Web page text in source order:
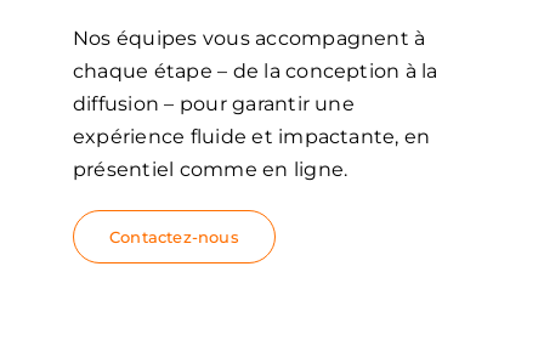
Nos équipes vous accompagnent à
chaque étape – de la conception à la
diffusion – pour garantir une
expérience fluide et impactante, en
présentiel comme en ligne.
Contactez-nous